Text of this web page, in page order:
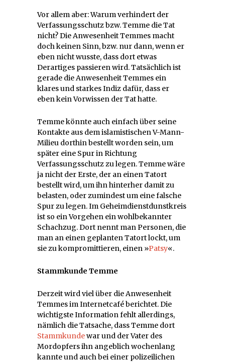
Vor allem aber: Warum verhindert der
Verfassungsschutz bzw. Temme die Tat
nicht? Die Anwesenheit Temmes macht
doch keinen Sinn, bzw. nur dann, wenn er
eben nicht wusste, dass dort etwas
Derartiges passieren wird. Tatsächlich ist
gerade die Anwesenheit Temmes ein
klares und starkes Indiz dafür, dass er
eben kein Vorwissen der Tat hatte.
Temme könnte auch einfach über seine
Kontakte aus dem islamistischen V-Mann-
Milieu dorthin bestellt worden sein, um
später eine Spur in Richtung
Verfassungsschutz zu legen. Temme wäre
ja nicht der Erste, der an einen Tatort
bestellt wird, um ihn hinterher damit zu
belasten, oder zumindest um eine falsche
Spur zu legen. Im Geheimdienstdunstkreis
ist so ein Vorgehen ein wohlbekannter
Schachzug. Dort nennt man Personen, die
man an einen geplanten Tatort lockt, um
sie zu kompromittieren, einen »Patsy«.
Stammkunde Temme
Derzeit wird viel über die Anwesenheit
Temmes im Internetcafé berichtet. Die
wichtigste Information fehlt allerdings,
nämlich die Tatsache, dass Temme dort
Stammkundewar und der Vater des
Mordopfers ihn angeblich wochenlang
kannte und auch bei einer polizeilichen